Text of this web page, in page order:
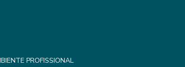
PROFISSIONAL